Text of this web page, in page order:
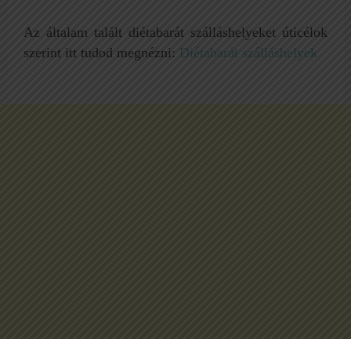
Az általam talált diétabarát szálláshelyeket úticélok
szerint itt tudod megnézni: Diétabarát szálláshelyek